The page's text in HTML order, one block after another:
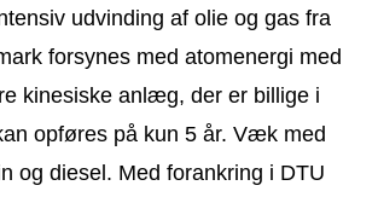
udvinding af olie og gas fra
forsynes med atomenergi med
kinesiske anlæg, der er billige i
opføres på kun 5 år. Væk med
og diesel. Med forankring i DTU